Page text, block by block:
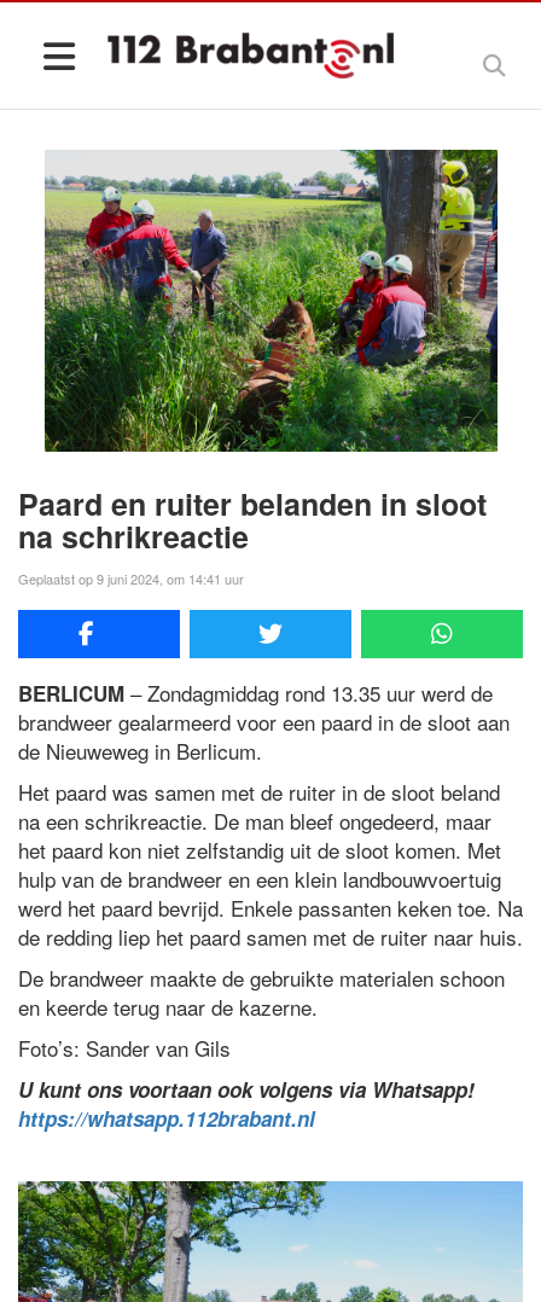
Paard en ruiter belanden in sloot
na schrikreactie
Geplaatst op 9 juni 2024, om 14:41 uur
BERLICUM – Zondagmiddag rond 13.35 uur werd de
brandweer gealarmeerd voor een paard in de sloot aan
de Nieuweweg in Berlicum.
Het paard was samen met de ruiter in de sloot beland
na een schrikreactie. De man bleef ongedeerd, maar
het paard kon niet zelfstandig uit de sloot komen. Met
hulp van de brandweer en een klein landbouwvoertuig
werd het paard bevrijd. Enkele passanten keken toe. Na
de redding liep het paard samen met de ruiter naar huis.
De brandweer maakte de gebruikte materialen schoon
en keerde terug naar de kazerne.
Foto’s: Sander van Gils
U kunt ons voortaan ook volgens via Whatsapp!
https://whatsapp.112brabant.nl